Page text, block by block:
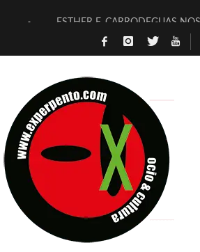
ESTHER F. CARRODEGUAS
[TERRA DE GUAPES] DE
TIMBRE 4, LA ESCUELA DEL
30 AÑOS (NO ES NADA) DE LA
MILITARES JUDÍAS
D’BALDOMEROS REINVENTAN
MARSHALL FLASH PRESENTA EN
JOFRE BARDAGÍ EN EXVITA